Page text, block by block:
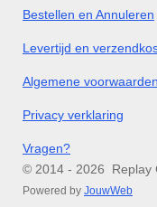
Bestellen en Annuleren
Levertijd en
Algemene voorwaarden
Privacy verklaring
Vragen?
© 2014 - 2026 Replay
Powered by JouwWeb